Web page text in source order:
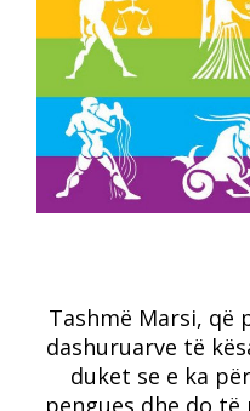
Tashmë Marsi, që
dashuruarve të
duket se e ka
pengues dhe do